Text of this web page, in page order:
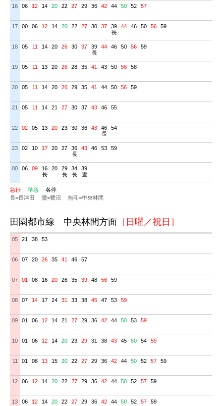
16 06 12 14 20 22 27 29 36 42 44 50 52 57
17 00 06 12 14 20 22 27 30 37
39
長
44 46 50 56 59
18 05 11 14 20 26 30 37
39
長
44 46 50 56 59
19 05 11 13 20 26 28 35 41 43 50 56 58
20 05 11 14 20 26 29 35 41 44 50 56 59
21 05 11 14 21 27 30 37 43 46 55
22 02 05 13 20 23 30 36 43
46
長
54
23 02 10 17 20 27
36
長
43 46 53 59
00 06 09
16
長
20
29
長
34
長
39
鷺
急行 準急
各停
長=長津田
鷺=鷺沼 無印=中央林間
田園都市線 中央林間方面 ［日曜／祝日］
05 21 38 53
06 07 20 26 35 41 46 57
07 01 08 16 20 26 35 39 48 56 59
08 07 14 17 24 31 33 38 45 47 53 59
09 01 06 12 14 21 27 29 36 42 44 50 53 59
10 01 06 12 14 20 23 29 31 38 43 45 50 54 59
11 01 08 13 15 20 22 27 29 36 42 44 50 52 57 59
12 06 12 14 20 22 27 29 36 42 44 50 52 57 59
13 06 12 14 20 22 27 29 36 42 44 50 52 57 59